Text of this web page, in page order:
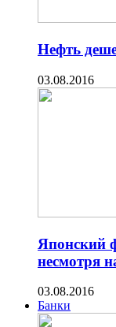
Нефть
03.08.2016
Японский
несмотря
03.08.2016
Банки